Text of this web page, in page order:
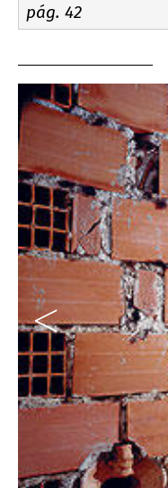
pág. 42